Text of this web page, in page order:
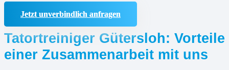
Jetzt unverbindlich anfragen
Tatortreiniger Gütersloh: Vorteile
einer Zusammenarbeit mit uns